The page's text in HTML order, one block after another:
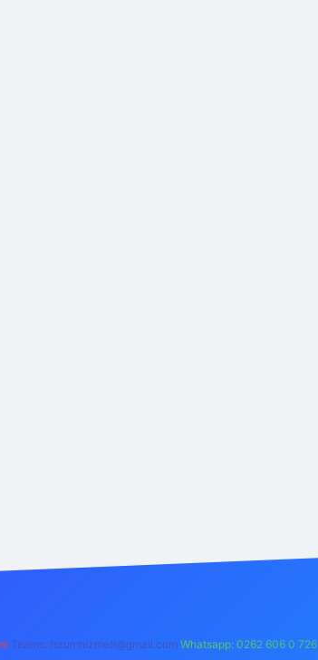
Teams: forumhizmeti@gmail.com Whatsapp: 0262 606 0 726